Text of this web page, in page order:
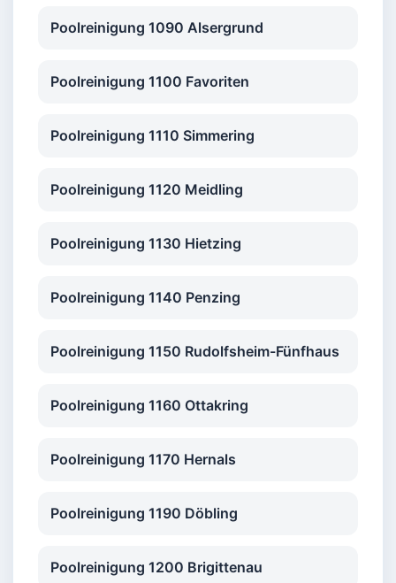
Poolreinigung 1090 Alsergrund
Poolreinigung 1100 Favoriten
Poolreinigung 1110 Simmering
Poolreinigung 1120 Meidling
Poolreinigung 1130 Hietzing
Poolreinigung 1140 Penzing
Poolreinigung 1150 Rudolfsheim-Fünfhaus
Poolreinigung 1160 Ottakring
Poolreinigung 1170 Hernals
Poolreinigung 1190 Döbling
Poolreinigung 1200 Brigittenau